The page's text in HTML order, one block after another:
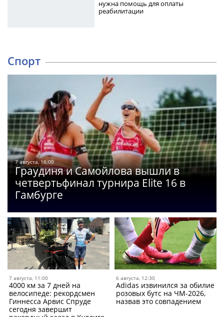
нужна помощь для оплаты
реабилитации
Спорт
7 августа, 16:00
Граудиня и Самойлова вышли в
четвертьфинал турнира Elite 16 в
Гамбурге
7 августа, 11:00
4000 км за 7 дней на
велосипеде: рекордсмен
Гиннесса Арвис Спруде
сегодня завершит
6 августа, 12:30
Adidas извинился за обилие
розовых бутс на ЧМ-2026,
назвав это совпадением